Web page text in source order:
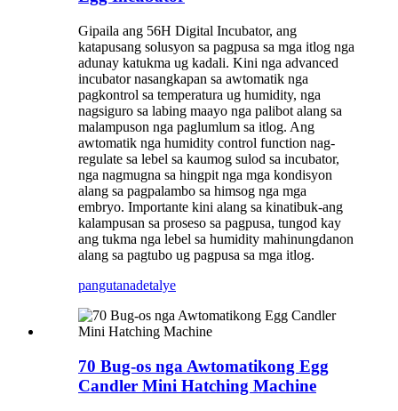
Gipaila ang 56H Digital Incubator, ang
katapusang solusyon sa pagpusa sa mga itlog nga
adunay katukma ug kadali. Kini nga advanced
incubator nasangkapan sa awtomatik nga
pagkontrol sa temperatura ug humidity, nga
nagsiguro sa labing maayo nga palibot alang sa
malampuson nga paglumlum sa itlog. Ang
awtomatik nga humidity control function nag-
regulate sa lebel sa kaumog sulod sa incubator,
nga nagmugna sa hingpit nga mga kondisyon
alang sa pagpalambo sa himsog nga mga
embryo. Importante kini alang sa kinatibuk-ang
kalampusan sa proseso sa pagpusa, tungod kay
ang tukma nga lebel sa humidity mahinungdanon
alang sa pagtubo ug pagpusa sa mga itlog.
pangutanadetalye
70 Bug-os nga Awtomatikong Egg
Candler Mini Hatching Machine